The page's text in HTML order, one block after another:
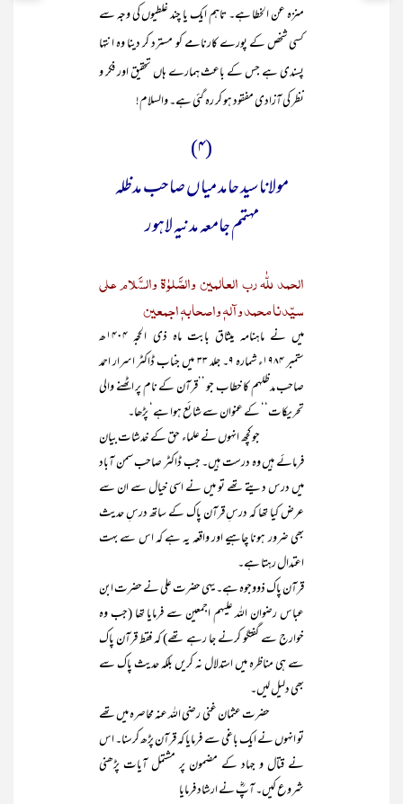
منزہ عن الخطا ہے۔ تاہم ایک یا چند غلطیوں کی وجہ سے
کسی شخص کے پورے کارنامے کو مسترد کر دینا وہ انتہا
پسندی ہے جس کے باعث ہمارے ہاں تحقیق اور فکر و
نظر کی آزادی مفقود ہو کر رہ گئی ہے۔ والسلام!
(۴)
مولانا سید حامد میاں صاحب مدظلہ
مہتمم جامعہ مدنیہ لاہور
الحمد للّٰہ رب العالمین والصَّلوٰۃ والسَّلام علی
سیّدنا محمد وآلہٖ واصحابہٖ اجمعین
میں نے ماہنامہ میثاق بابت ماہ ذی الحجہ ۱۴۰۴ھ
ستمبر ۱۹۸۴ء شمارہ ۹۔ جلد ۳۳ میں جناب ڈاکٹر اسرار احمد
صاحب مدظلہم کا خطاب جو ’’قرآن کے نام پر اٹھنے والی
تحریکات‘‘ کے عنوان سے شائع ہوا ہے‘ پڑھا۔
جو کچھ انہوں نے علماء حق کے خدشات بیان
فرمائے ہیں وہ درست ہیں۔ جب ڈاکٹر صاحب سمن آباد
میں درس دیتے تھے تو میں نے اسی خیال سے ان سے
عرض کیا تھا کہ درسِ قرآن پاک کے ساتھ درسِ حدیث
بھی ضرور ہونا چاہیے اور واقعہ یہ ہے کہ اس سے بہت
اعتدال رہتا ہے۔
قرآن پاک ذووجوہ ہے۔ یہی حضرت علی نے حضرت ابن
عباس رضوان اللہ علیہم اجمعین سے فرمایا تھا (جب وہ
خوارج سے گفتگو کرنے جا رہے تھے) کہ فقط قرآن پاک
سے ہی مناظرہ میں استدلال نہ کریں بلکہ حدیث پاک سے
بھی دلیل لیں۔
حضرت عثمان غنی رضی اللہ عنہ محاصرہ میں تھے
تو انہوں نے ایک باغی سے فرمایا کہ قرآن پڑھ کرسنا۔ اس
نے قتال و جہاد کے مضمون پر مشتمل آیات پڑھنی
شروع کیں۔ آپؓ نے ارشاد فرمایا